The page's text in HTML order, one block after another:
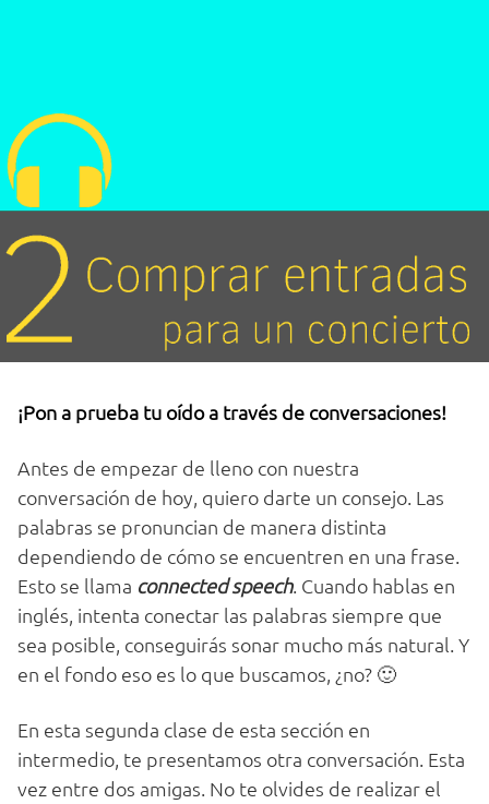
¡Pon a prueba tu oído a través de conversaciones!
Antes de empezar de lleno con nuestra
conversación de hoy, quiero darte un consejo. Las
palabras se pronuncian de manera distinta
dependiendo de cómo se encuentren en una frase.
Esto se llama connected speech. Cuando hablas en
inglés, intenta conectar las palabras siempre que
sea posible, conseguirás sonar mucho más natural. Y
en el fondo eso es lo que buscamos, ¿no? 🙂
En esta segunda clase de esta sección en
intermedio, te presentamos otra conversación. Esta
vez entre dos amigas. No te olvides de realizar el